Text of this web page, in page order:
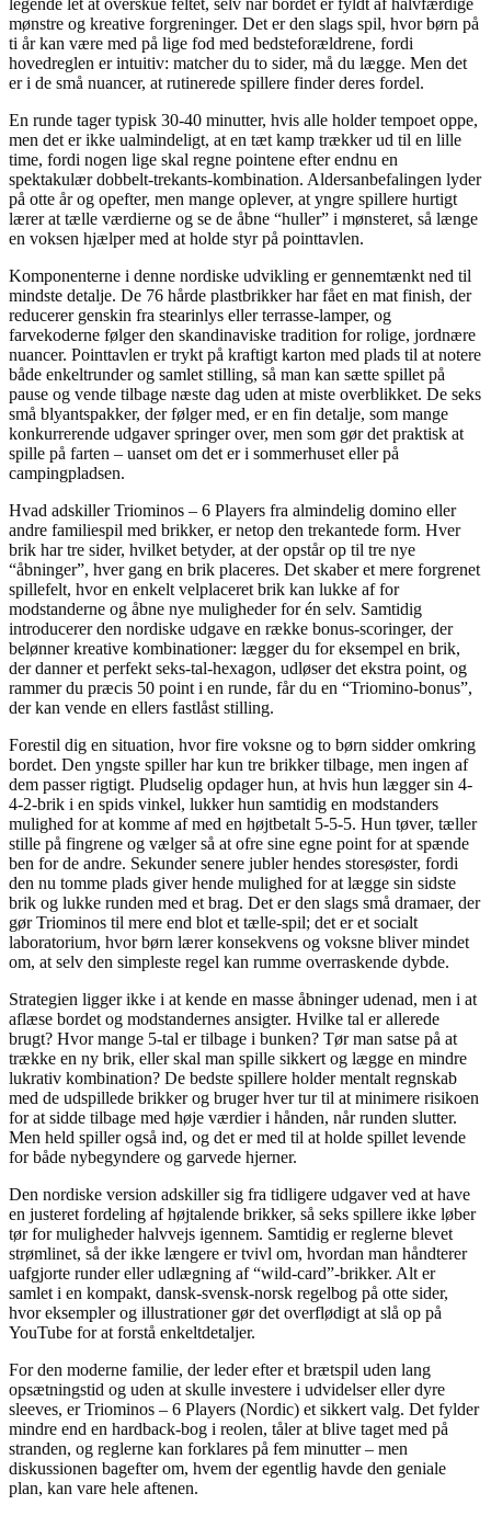
legende let at overskue feltet, selv når bordet er fyldt af halvfærdige
mønstre og kreative forgreninger. Det er den slags spil, hvor børn på
ti år kan være med på lige fod med bedsteforældrene, fordi
hovedreglen er intuitiv: matcher du to sider, må du lægge. Men det
er i de små nuancer, at rutinerede spillere finder deres fordel.
En runde tager typisk 30-40 minutter, hvis alle holder tempoet oppe,
men det er ikke ualmindeligt, at en tæt kamp trækker ud til en lille
time, fordi nogen lige skal regne pointene efter endnu en
spektakulær dobbelt-trekants-kombination. Aldersanbefalingen lyder
på otte år og opefter, men mange oplever, at yngre spillere hurtigt
lærer at tælle værdierne og se de åbne “huller” i mønsteret, så længe
en voksen hjælper med at holde styr på pointtavlen.
Komponenterne i denne nordiske udvikling er gennemtænkt ned til
mindste detalje. De 76 hårde plastbrikker har fået en mat finish, der
reducerer genskin fra stearinlys eller terrasse-lamper, og
farvekoderne følger den skandinaviske tradition for rolige, jordnære
nuancer. Pointtavlen er trykt på kraftigt karton med plads til at notere
både enkeltrunder og samlet stilling, så man kan sætte spillet på
pause og vende tilbage næste dag uden at miste overblikket. De seks
små blyantspakker, der følger med, er en fin detalje, som mange
konkurrerende udgaver springer over, men som gør det praktisk at
spille på farten – uanset om det er i sommerhuset eller på
campingpladsen.
Hvad adskiller Triominos – 6 Players fra almindelig domino eller
andre familiespil med brikker, er netop den trekantede form. Hver
brik har tre sider, hvilket betyder, at der opstår op til tre nye
“åbninger”, hver gang en brik placeres. Det skaber et mere forgrenet
spillefelt, hvor en enkelt velplaceret brik kan lukke af for
modstanderne og åbne nye muligheder for én selv. Samtidig
introducerer den nordiske udgave en række bonus-scoringer, der
belønner kreative kombinationer: lægger du for eksempel en brik,
der danner et perfekt seks-tal-hexagon, udløser det ekstra point, og
rammer du præcis 50 point i en runde, får du en “Triomino-bonus”,
der kan vende en ellers fastlåst stilling.
Forestil dig en situation, hvor fire voksne og to børn sidder omkring
bordet. Den yngste spiller har kun tre brikker tilbage, men ingen af
dem passer rigtigt. Pludselig opdager hun, at hvis hun lægger sin 4-
4-2-brik i en spids vinkel, lukker hun samtidig en modstanders
mulighed for at komme af med en højtbetalt 5-5-5. Hun tøver, tæller
stille på fingrene og vælger så at ofre sine egne point for at spænde
ben for de andre. Sekunder senere jubler hendes storesøster, fordi
den nu tomme plads giver hende mulighed for at lægge sin sidste
brik og lukke runden med et brag. Det er den slags små dramaer, der
gør Triominos til mere end blot et tælle-spil; det er et socialt
laboratorium, hvor børn lærer konsekvens og voksne bliver mindet
om, at selv den simpleste regel kan rumme overraskende dybde.
Strategien ligger ikke i at kende en masse åbninger udenad, men i at
aflæse bordet og modstandernes ansigter. Hvilke tal er allerede
brugt? Hvor mange 5-tal er tilbage i bunken? Tør man satse på at
trække en ny brik, eller skal man spille sikkert og lægge en mindre
lukrativ kombination? De bedste spillere holder mentalt regnskab
med de udspillede brikker og bruger hver tur til at minimere risikoen
for at sidde tilbage med høje værdier i hånden, når runden slutter.
Men held spiller også ind, og det er med til at holde spillet levende
for både nybegyndere og garvede hjerner.
Den nordiske version adskiller sig fra tidligere udgaver ved at have
en justeret fordeling af højtalende brikker, så seks spillere ikke løber
tør for muligheder halvvejs igennem. Samtidig er reglerne blevet
strømlinet, så der ikke længere er tvivl om, hvordan man håndterer
uafgjorte runder eller udlægning af “wild-card”-brikker. Alt er
samlet i en kompakt, dansk-svensk-norsk regelbog på otte sider,
hvor eksempler og illustrationer gør det overflødigt at slå op på
YouTube for at forstå enkeltdetaljer.
For den moderne familie, der leder efter et brætspil uden lang
opsætningstid og uden at skulle investere i udvidelser eller dyre
sleeves, er Triominos – 6 Players (Nordic) et sikkert valg. Det fylder
mindre end en hardback-bog i reolen, tåler at blive taget med på
stranden, og reglerne kan forklares på fem minutter – men
diskussionen bagefter om, hvem der egentlig havde den geniale
plan, kan vare hele aftenen.